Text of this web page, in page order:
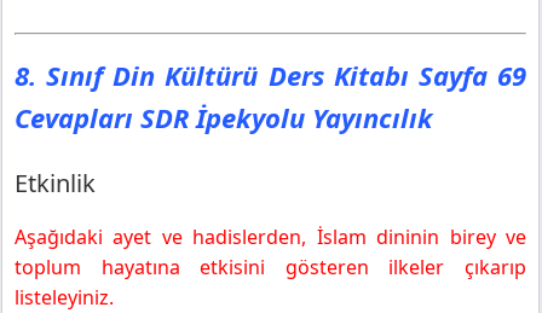
8. Sınıf Din Kültürü Ders Kitabı Sayfa 69
Cevapları SDR İpekyolu Yayıncılık
Etkinlik
Aşağıdaki ayet ve hadislerden, İslam dininin birey ve
toplum hayatına etkisini gösteren ilkeler çıkarıp
listeleyiniz.